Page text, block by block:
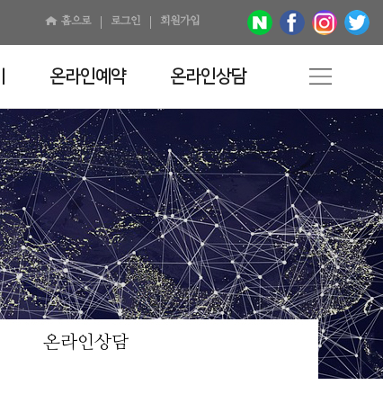
홈으로 로그인 회원가입
온라인예약 온라인상담
온라인상담